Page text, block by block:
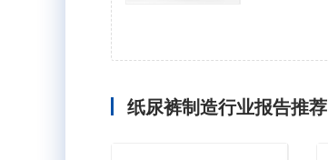
纸尿裤制造行业报告推荐